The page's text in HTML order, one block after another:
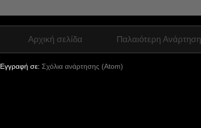
Παλαιότερη Ανάρτηση
Αρχική σελίδα
Εγγραφή σε: Σχόλια ανάρτησης (Atom)